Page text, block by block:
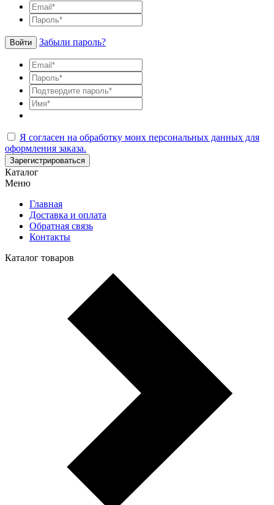
Войти Забыли пароль?
Я согласен на обработку моих персональных данных для
оформления заказа.
Зарегистрироваться
Каталог
Меню
Главная
Доставка и оплата
Обратная связь
Контакты
Каталог товаров